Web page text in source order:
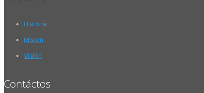
Historia
Misión
Visión
Contáctos